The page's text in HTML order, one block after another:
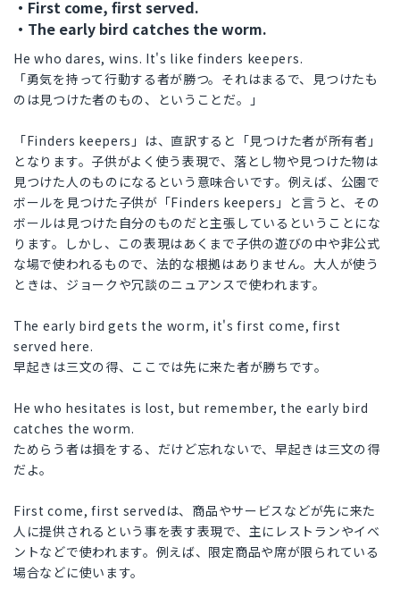
・First come, first served.
・The early bird catches the worm.
He who dares, wins. It's like finders keepers.
「勇気を持って行動する者が勝つ。それはまるで、見つけたも
のは見つけた者のもの、ということだ。」
「Finders keepers」は、直訳すると「見つけた者が所有者」
となります。子供がよく使う表現で、落とし物や見つけた物は
見つけた人のものになるという意味合いです。例えば、公園で
ボールを見つけた子供が「Finders keepers」と言うと、その
ボールは見つけた自分のものだと主張しているということにな
ります。しかし、この表現はあくまで子供の遊びの中や非公式
な場で使われるもので、法的な根拠はありません。大人が使う
ときは、ジョークや冗談のニュアンスで使われます。
The early bird gets the worm, it's first come, first
served here.
早起きは三文の得、ここでは先に来た者が勝ちです。
He who hesitates is lost, but remember, the early bird
catches the worm.
ためらう者は損をする、だけど忘れないで、早起きは三文の得
だよ。
First come, first servedは、商品やサービスなどが先に来た
人に提供されるという事を表す表現で、主にレストランやイベ
ントなどで使われます。例えば、限定商品や席が限られている
場合などに使います。